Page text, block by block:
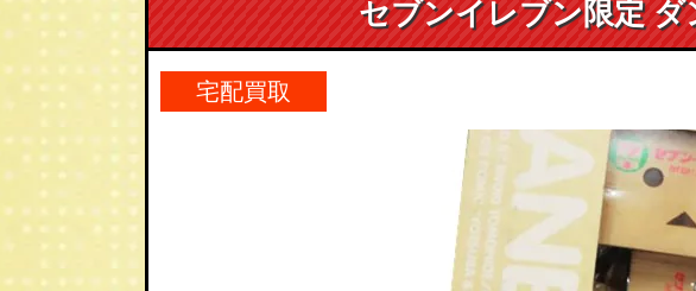
セブンイレブン限定 ダ
宅配買取